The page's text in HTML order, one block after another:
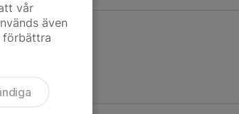
vår
även
förbättra